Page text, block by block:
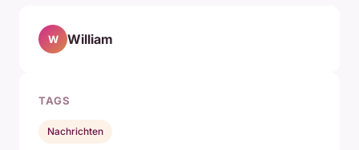
W William
TAGS
Nachrichten